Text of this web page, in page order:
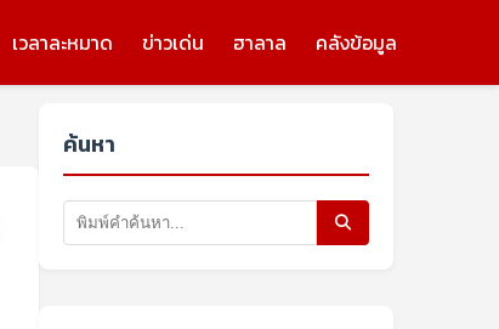
เวลาละหมาด ข่าวเด่น ฮาลาล คลังข้อมูล
ค้นหา